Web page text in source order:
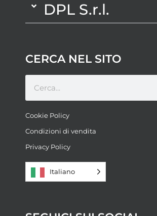
DPL S.r.l.
CERCA NEL SITO
Cookie Policy
Condizioni di vendita
Privacy Policy
Italiano